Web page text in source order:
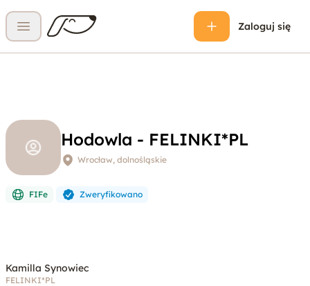
Otwórz menu
Zaloguj się
Hodowla - FELINKI*PL
Wrocław, dolnośląskie
FIFe Zweryfikowano
Kamilla Synowiec
FELINKI*PL